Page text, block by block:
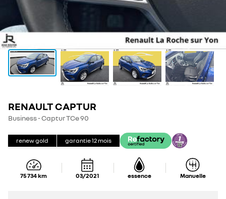
RENAULT CAPTUR
Business - Captur TCe 90
renew gold garantie12 mois
75 734km 03/2021 essence Manuelle